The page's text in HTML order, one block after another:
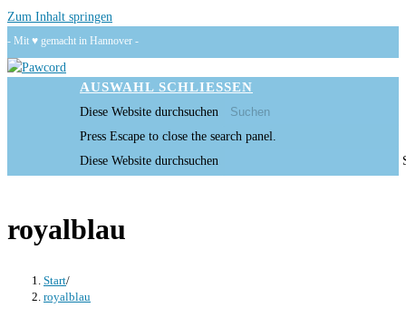
Zum Inhalt springen
- Mit ♥ gemacht in Hannover -
AUSWAHL SCHLIESSEN
Diese Website durchsuchen
Press Escape to close the search panel.
Diese Website durchsuchen
royalblau
Start/
royalblau